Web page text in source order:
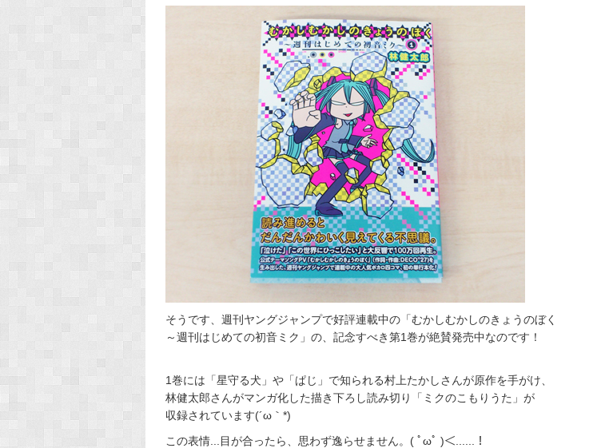
そうです、週刊ヤングジャンプで好評連載中の「むかしむかしのきょうのぼく
～週刊はじめての初音ミク」の、記念すべき第1巻が絶賛発売中なのです！
1巻には「星守る犬」や「ぱじ」で知られる村上たかしさんが原作を手がけ、
林健太郎さんがマンガ化した描き下ろし読み切り「ミクのこもりうた」が
収録されています(´ω｀*)
この表情...目が合ったら、思わず逸らせません。( ﾟωﾟ )＜......！